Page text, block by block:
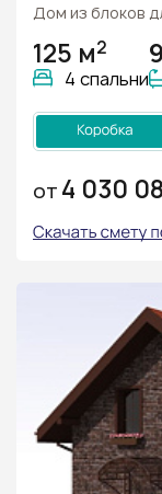
Дом из блоков
125 м2
4 спальни
ОТ 4 030